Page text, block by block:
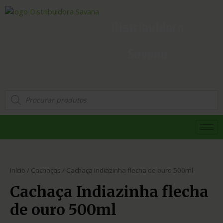
Início / Cachaças / Cachaça Indiazinha flecha de ouro 500ml
Cachaça Indiazinha flecha
de ouro 500ml